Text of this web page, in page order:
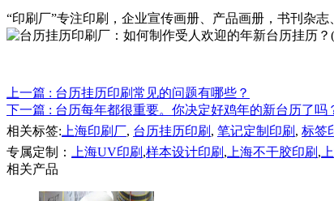
“印刷厂”专注印刷，企业宣传画册、产品画册，书刊杂志
上一篇 : 台历挂历印刷常见的问题有哪些？
下一篇 : 台历每年都很重要。你决定好鸡年的新台历了吗
相关标签: 上海印刷厂, 台历挂历印刷 , 笔记定制印刷 , 标签
专属定制：
上海UV印刷 ,样本设计印刷 , 上海不干胶印刷 ,
相关产品